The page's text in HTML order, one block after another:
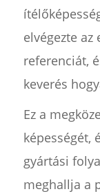
elvégezte az
referenciát,
keverés
Ez a
képességét,
gyártási
meghallja a